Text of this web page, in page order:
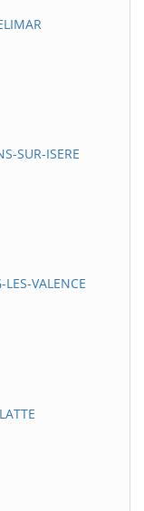
SUR-ISERE
VALENCE